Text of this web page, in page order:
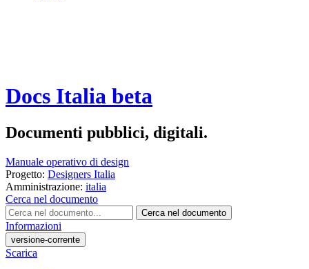
Docs Italia beta
Documenti pubblici, digitali.
Manuale operativo di design
Progetto: Designers Italia
Amministrazione: italia
Cerca nel documento
Cerca nel documento
Informazioni
versione-corrente
Scarica